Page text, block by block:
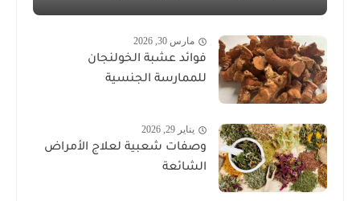
مارس 30, 2026
فوائد عشبة الخولنجان
للممارسة الجنسية
يناير 29, 2026
وصفات شعبية لعلاج الأمراض
الشائعة